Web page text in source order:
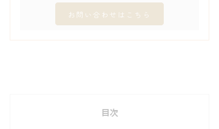
お問い合わせはこちら
目次